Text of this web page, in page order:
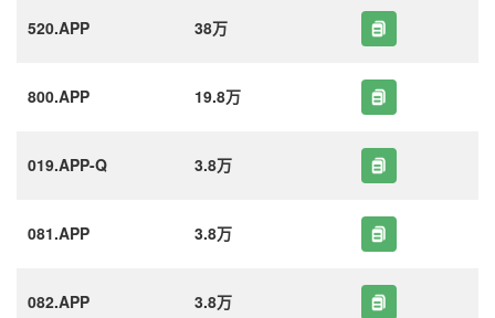
520.APP 38万
800.APP 19.8万
019.APP-Q 3.8万
081.APP 3.8万
082.APP 3.8万